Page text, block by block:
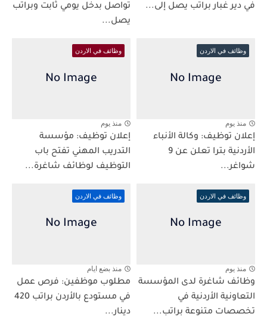
في دير غبار براتب يصل إلى...
تواصل بدخل يومي ثابت وبراتب
يصل...
وظائف في الاردن
منذ يوم
إعلان توظيف: وكالة الأنباء
الأردنية بترا تعلن عن 9
شواغر...
وظائف في الاردن
منذ يوم
إعلان توظيف: مؤسسة
التدريب المهني تفتح باب
التوظيف لوظائف شاغرة...
وظائف في الاردن
منذ يوم
وظائف شاغرة لدى المؤسسة
التعاونية الأردنية في
تخصصات متنوعة براتب...
وظائف في الاردن
منذ بضع ايام
مطلوب موظفين: فرص عمل
في مستودع بالأردن براتب 420
دينار...